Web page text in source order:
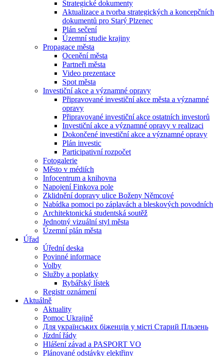
Strategické dokumenty
Aktualizace a tvorba strategických a koncepčních
dokumentů pro Starý Plzenec
Plán sečení
Územní studie krajiny
Propagace města
Ocenění města
Partneři města
Video prezentace
Spot města
Investiční akce a významné opravy
Připravované investiční akce města a významné
opravy
Připravované investiční akce ostatních investorů
Investiční akce a významné opravy v realizaci
Dokončené investiční akce a významné opravy
Plán investic
Participativní rozpočet
Fotogalerie
Město v médiích
Infocentrum a knihovna
Napojení Finkova pole
Zklidnění dopravy ulice Boženy Němcové
Nabídka pomoci po záplavách a bleskových povodních
Architektonická studentská soutěž
Jednotný vizuální styl města
Územní plán města
Úřad
Úřední deska
Povinné informace
Volby
Služby a poplatky
Rybářský lístek
Registr oznámení
Aktuálně
Aktuality
Pomoc Ukrajině
Для українських біженців у місті Старий Пльзень
Jízdní řády
Hlášení závad a PASPORT VO
Plánované odstávky elektřiny